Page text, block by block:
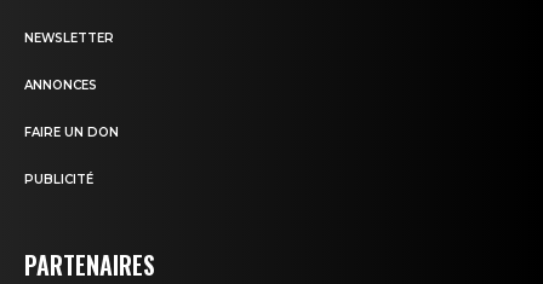
NEWSLETTER
ANNONCES
FAIRE UN DON
PUBLICITÉ
PARTENAIRES